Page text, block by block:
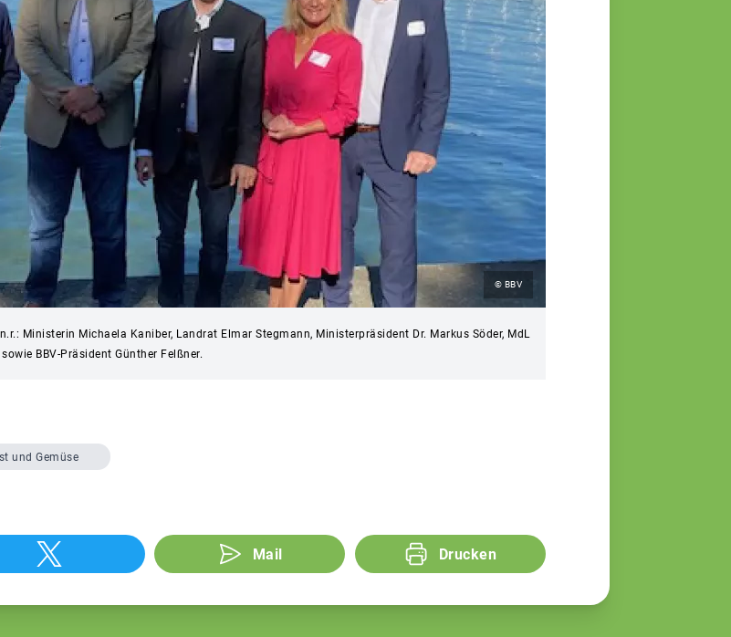
© BBV
Ministerin Michaela Kaniber, Landrat Elmar Stegmann, Ministerpräsident Dr. Markus Söder, MdL
BBV-Präsident Günther Felßner.
und Gemüse
Mail Drucken